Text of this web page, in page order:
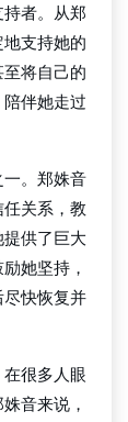
者。从郑
支持她的
将自己的
伴她走过
。郑姝音
关系，教
供了巨大
她坚持，
快恢复并
很多人眼
音来说，